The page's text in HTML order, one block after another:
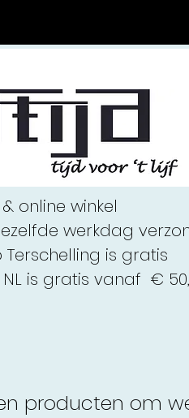
online winkel
werkdag
is gratis
is gratis vanaf €
producten om